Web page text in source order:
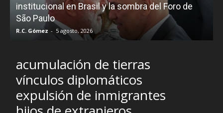
institucional en Brasil y la sombra del Foro de
São Paulo
R.C. Gómez - 5 agosto, 2026
acumulación de tierras
vínculos diplomáticos
expulsión de inmigrantes